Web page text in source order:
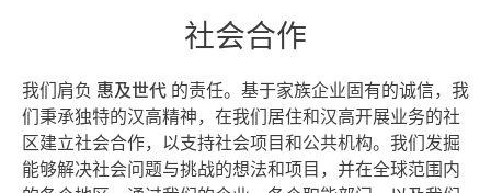
社会合作
我们肩负 惠及世代 的责任。基于家族企业固有的诚信，我
们秉承独特的汉高精神，在我们居住和汉高开展业务的社
区建立社会合作，以支持社会项目和公共机构。我们发掘
能够解决社会问题与挑战的想法和项目，并在全球范围内